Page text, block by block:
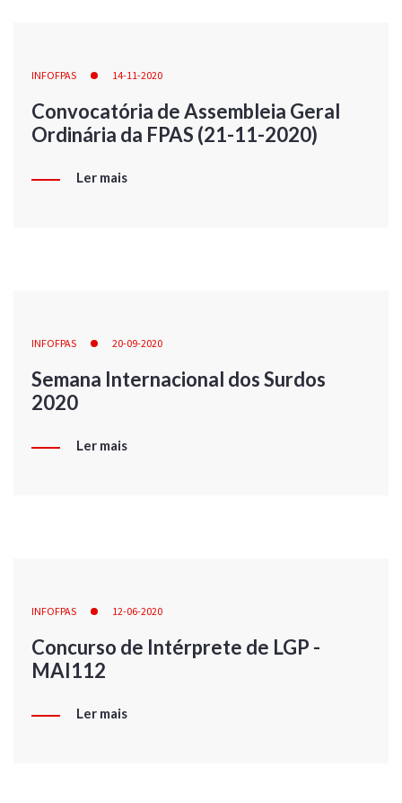
INFOFPAS 14-11-2020
Convocatória de Assembleia Geral
Ordinária da FPAS (21-11-2020)
Ler mais
INFOFPAS 20-09-2020
Semana Internacional dos Surdos
2020
Ler mais
INFOFPAS 12-06-2020
Concurso de Intérprete de LGP -
MAI112
Ler mais